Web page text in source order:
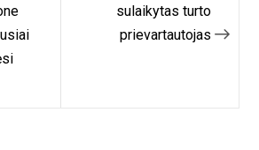
sulaikytas turto
prievartautojas